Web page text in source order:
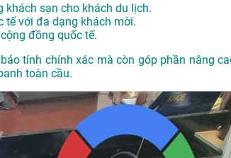
khách sạn cho khách du lịch.
tế với đa dạng khách mời.
đồng quốc tế.
tính chính xác mà còn góp phần nâng
toàn cầu.